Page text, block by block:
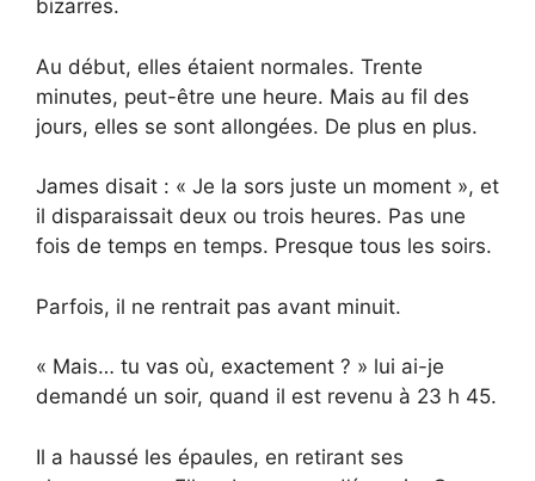
bizarres.
Au début, elles étaient normales. Trente
minutes, peut-être une heure. Mais au fil des
jours, elles se sont allongées. De plus en plus.
James disait : « Je la sors juste un moment », et
il disparaissait deux ou trois heures. Pas une
fois de temps en temps. Presque tous les soirs.
Parfois, il ne rentrait pas avant minuit.
« Mais… tu vas où, exactement ? » lui ai-je
demandé un soir, quand il est revenu à 23 h 45.
Il a haussé les épaules, en retirant ses